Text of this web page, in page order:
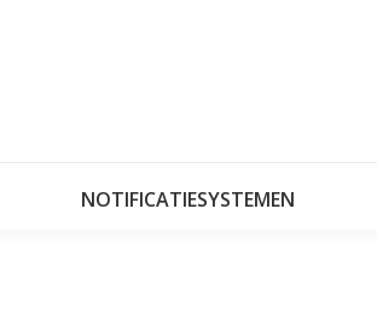
NOTIFICATIESYSTEMEN